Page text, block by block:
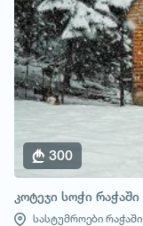
300
კოტეჯი სოჭი რაჭაში
სასტუმროები რაჭაში